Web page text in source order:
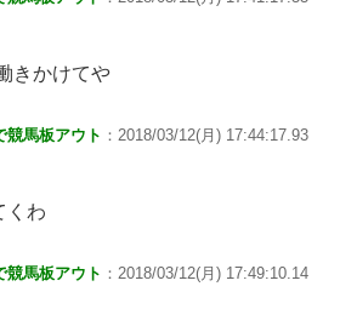
きかけてや
競馬板アウト ：2018/03/12(月) 17:44:17.93
くわ
競馬板アウト ：2018/03/12(月) 17:49:10.14